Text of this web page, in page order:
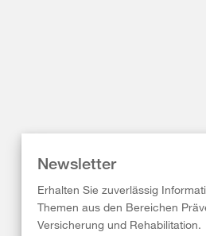
Newsletter
Erhalten Sie zuverlässig
Themen aus den Bereichen
Versicherung und Rehabilitation.